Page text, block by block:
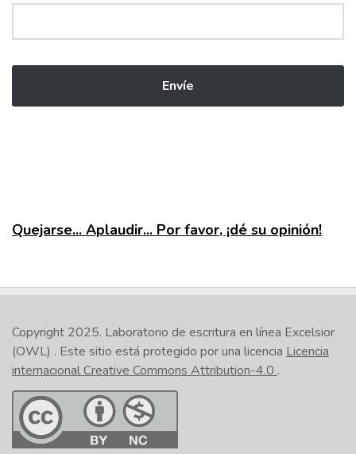
Quejarse... Aplaudir... Por favor, ¡dé su opinión!
Copyright 2025. Laboratorio de escritura en línea Excelsior
(OWL) . Este sitio está protegido por una licencia Licencia
internacional Creative Commons Attribution-4.0 .